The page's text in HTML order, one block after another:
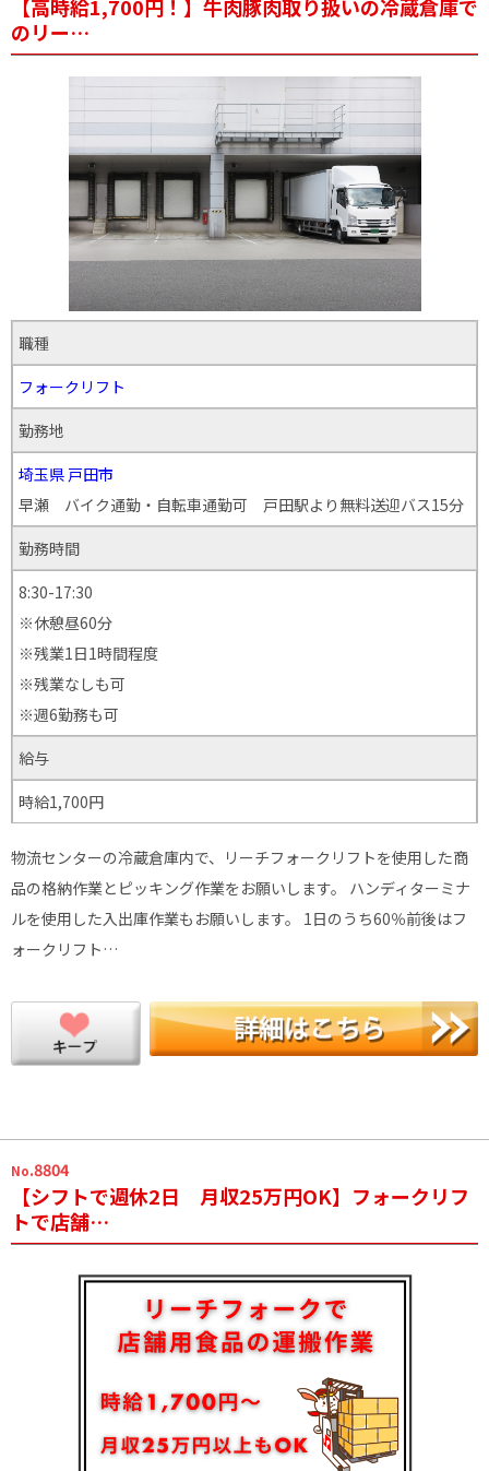
【高時給1,700円！】牛肉豚肉取り扱いの冷蔵倉庫で
のリー…
職種
フォークリフト
勤務地
埼玉県 戸田市
早瀬 バイク通勤・自転車通勤可 戸田駅より無料送迎バス15分
勤務時間
8:30-17:30
※休憩昼60分
※残業1日1時間程度
※残業なしも可
※週6勤務も可
給与
時給1,700円
物流センターの冷蔵倉庫内で、リーチフォークリフトを使用した商
品の格納作業とピッキング作業をお願いします。 ハンディターミナ
ルを使用した入出庫作業もお願いします。 1日のうち60％前後はフ
ォークリフト…
No.8804
【シフトで週休2日 月収25万円OK】フォークリフ
トで店舗…